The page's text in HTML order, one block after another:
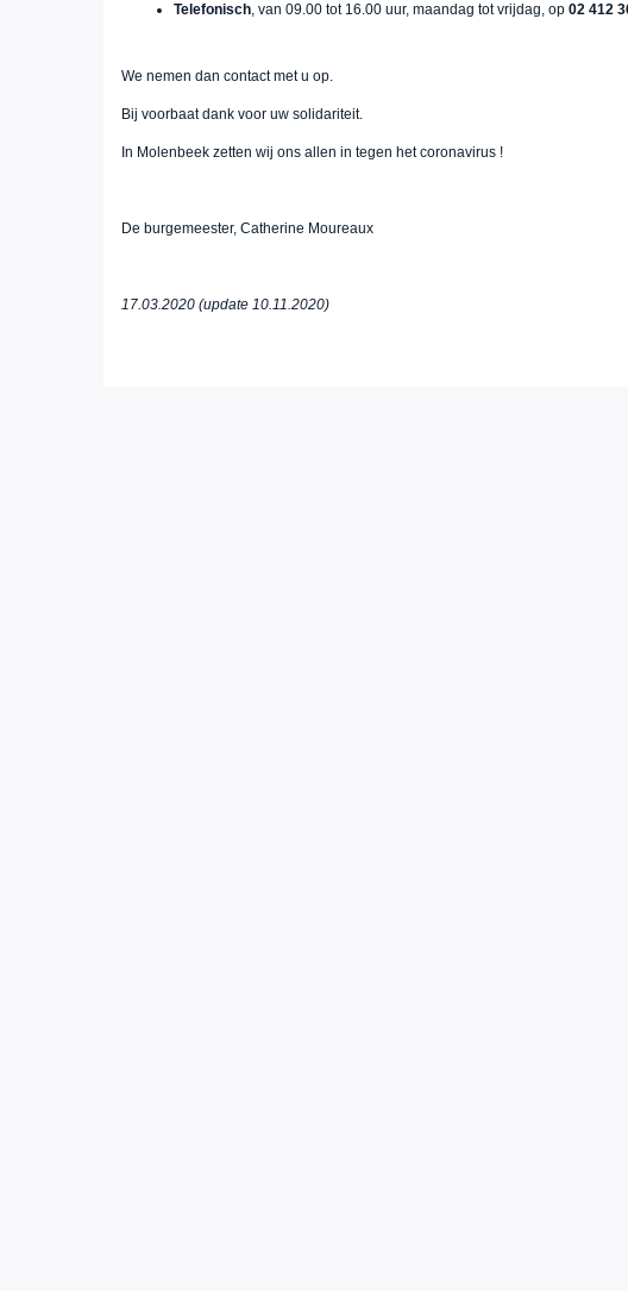
Telefonisch, van 09.00 tot 16.00 uur, maandag tot vrijdag, op 02 412
We nemen dan contact met u op.
Bij voorbaat dank voor uw solidariteit.
In Molenbeek zetten wij ons allen in tegen het coronavirus !
De burgemeester, Catherine Moureaux
17.03.2020 (update 10.11.2020)